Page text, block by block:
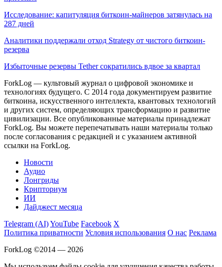
Исследование: капитуляция биткоин-майнеров затянулась на
287 дней
Аналитики поддержали отход Strategy от чистого биткоин-
резерва
Избыточные резервы Tether сократились вдвое за квартал
ForkLog — культовый журнал о цифровой экономике и
технологиях будущего. С 2014 года документируем развитие
биткоина, искусственного интеллекта, квантовых технологий
и других систем, определяющих трансформацию и развитие
цивилизации. Все опубликованные материалы принадлежат
ForkLog. Вы можете перепечатывать наши материалы только
после согласования с редакцией и с указанием активной
ссылки на ForkLog.
Новости
Аудио
Лонгриды
Крипториум
ИИ
Дайджест месяца
Telegram (AI)YouTube Facebook X
Политика приватности Условия использования О нас Реклама
ForkLog ©2014 — 2026